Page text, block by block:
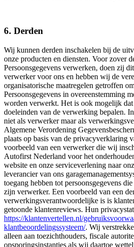
6. Derden
Wij kunnen derden inschakelen bij de
onze producten en diensten. Voor zover
Persoonsgegevens verwerken, doen zij
verwerker voor ons en hebben wij de
organisatorische maatregelen getroffen
Persoonsgegevens in overeenstemming
worden verwerkt. Het is ook mogelijk dat
doeleinden van de verwerking bepalen.
niet als verwerker maar als
Algemene Verordening
plaats op basis van de privacyverklaring
voorbeeld van een verwerker die wij
Autofirst Nederland voor het
website en onze serviceverlening naar
leverancier van ons
toegang hebben tot persoonsgegevens
zijn verwerker. Een voorbeeld van een
verwerkingsverantwoordelijke is is
getoonde klantenreviews. Hun
https://klantenvertellen.nl/
klantbeoordelingssysteem/. Wij
alleen aan toezichthouders, fiscale
opsporingsinstanties als wij daartoe